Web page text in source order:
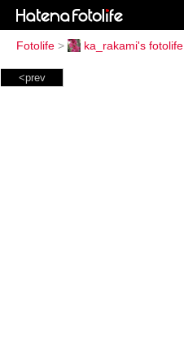
Fotolife > ka_rakami's fotolife
<prev